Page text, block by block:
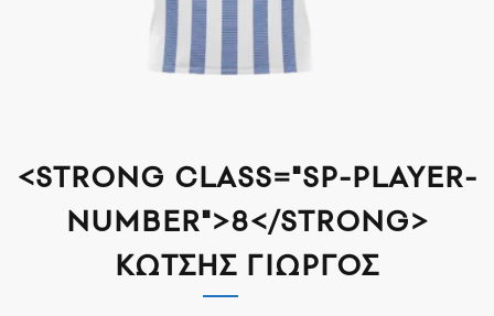
<STRONG CLASS="SP-PLAYER-
NUMBER">8</STRONG>
ΚΏΤΣΗΣ ΓΙΏΡΓΟΣ